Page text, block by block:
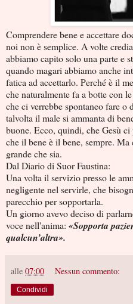
Comprendere bene e accettare
noi non è semplice. A volte
abbiamo capito solo una parte e
quando magari abbiamo anche
fatica ad accettarlo. Perché è il
che naturalmente fa a botte con
che ci verrebbe spontaneo fare o
talvolta il male si ammanta di
buone. Ecco, quindi, che Gesù
che il bene è il bene, sempre.
grande che sia.
Dal Diario di Suor Faustina:
Una volta il servizio presso le
negligente nel servirle, che
parecchio per sopportarla.
Un giorno avevo deciso di
voce nell'anima: «Sopporta
qualcun’altra».
alle 07:00 Nessun commento:
Condividi